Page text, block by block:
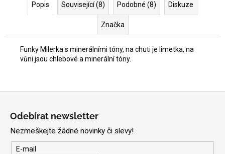
Popis Související (8) Podobné (8) Diskuze
Značka
Funky Milerka s minerálními tóny, na chuti je limetka, na
vůni jsou chlebové a minerální tóny.
Odebírat newsletter
Nezmeškejte žádné novinky či slevy!
E-mail